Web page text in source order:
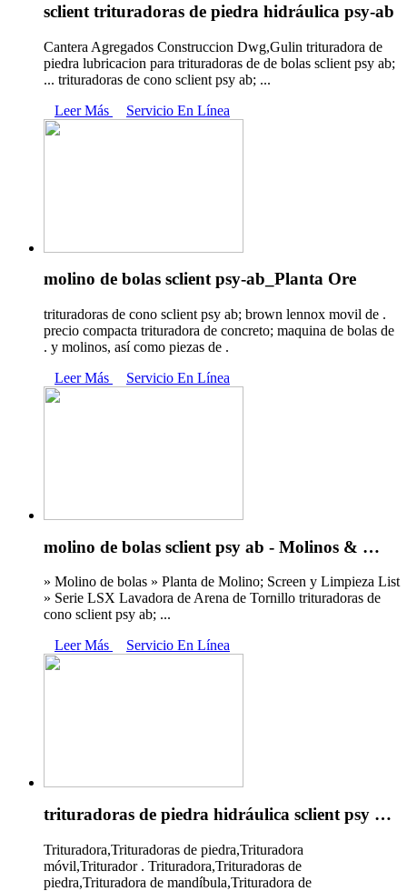
sclient trituradoras de piedra hidráulica psy-ab
Cantera Agregados Construccion Dwg,Gulin trituradora de
piedra lubricacion para trituradoras de de bolas sclient psy ab;
... trituradoras de cono sclient psy ab; ...
Leer Más
Servicio En Línea
molino de bolas sclient psy-ab_Planta Ore
trituradoras de cono sclient psy ab; brown lennox movil de .
precio compacta trituradora de concreto; maquina de bolas de
. y molinos, así como piezas de .
Leer Más
Servicio En Línea
molino de bolas sclient psy ab - Molinos & …
» Molino de bolas » Planta de Molino; Screen y Limpieza List
» Serie LSX Lavadora de Arena de Tornillo trituradoras de
cono sclient psy ab; ...
Leer Más
Servicio En Línea
trituradoras de piedra hidráulica sclient psy …
Trituradora,Trituradoras de piedra,Trituradora
móvil,Triturador . Trituradora,Trituradoras de
piedra,Trituradora de mandíbula,Trituradora de